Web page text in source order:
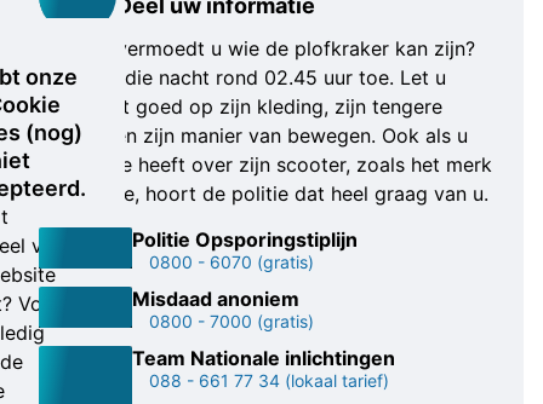
onze
(nog)
van
Voor
Deel uw informatie
Weet of vermoedt u wie de plofkraker kan zijn?
Hij sloeg die nacht rond 02.45 uur toe. Let u
alstublieft goed op zijn kleding, zijn tengere
postuur en zijn manier van bewegen. Ook als u
informatie heeft over zijn scooter, zoals het merk
en/of type, hoort de politie dat heel graag van u.
Politie Opsporingstiplijn
0800 - 6070 (gratis)
Misdaad anoniem
0800 - 7000 (gratis)
Team Nationale inlichtingen
088 - 661 77 34 (lokaal tarief)